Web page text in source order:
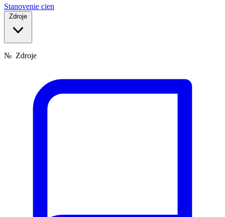
Stanovenie cien
Zdroje
№ Zdroje